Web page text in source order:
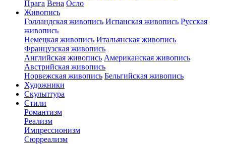
Прага Вена Осло
Живопись
Голландская живопись Испанская живопись Русская
живопись
Немецкая живопись Итальянская живопись
Французская живопись
Английская живопись Американская живопись
Австрийская живопись
Норвежская живопись Бельгийская живопись
Художники
Скульптура
Стили
Романтизм
Реализм
Импрессионизм
Сюрреализм